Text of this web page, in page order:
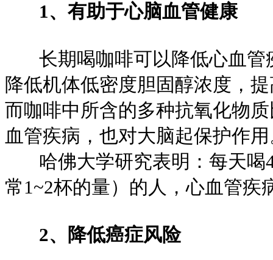
1、有助于心脑血管健康
长期喝咖啡可以降低心血管
降低机体低密度胆固醇浓度，
而咖啡中所含的多种抗氧化物
血管疾病，也对大脑起保护作
哈佛大学研究表明：每天喝
常1~2杯的量）的人，心血管疾
2、降低癌症风险